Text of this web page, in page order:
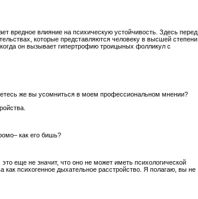
вредное влияние на психическую устойчивость. Здесь перед
которые представляются человеку в высшей степени
он вызывает гипертрофию троицыных фолликул с
же вы усомниться в моем профессиональном мнении?
как его бишь?
еще не значит, что оно не может иметь психологической
психогенное дыхательное расстройство. Я полагаю, вы не